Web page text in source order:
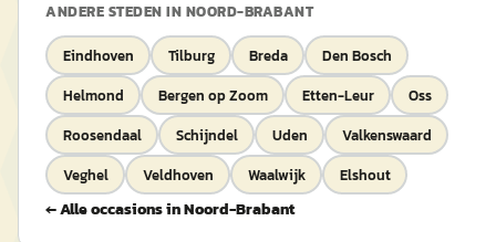
ANDERE STEDEN IN NOORD-BRABANT
Eindhoven Tilburg Breda
Den Bosch
Helmond
Bergen op Zoom Etten-Leur
Oss
Roosendaal
Schijndel Uden
Valkenswaard
Veghel
Veldhoven Waalwijk Elshout
← Alle occasions inNoord-Brabant